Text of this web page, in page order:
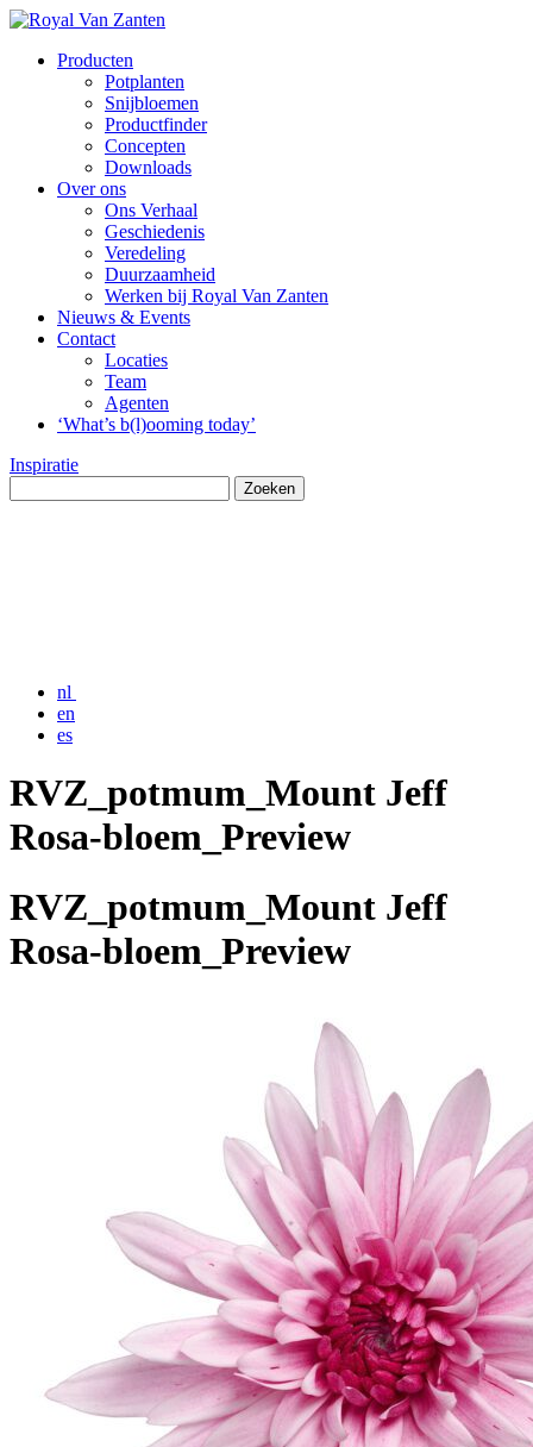
Producten
Potplanten
Snijbloemen
Productfinder
Concepten
Downloads
Over ons
Ons Verhaal
Geschiedenis
Veredeling
Duurzaamheid
Werken bij Royal Van Zanten
Nieuws & Events
Contact
Locaties
Team
Agenten
‘What’s b(l)ooming today’
Inspiratie
nl
en
es
RVZ_potmum_Mount Jeff
Rosa-bloem_Preview
RVZ_potmum_Mount Jeff
Rosa-bloem_Preview